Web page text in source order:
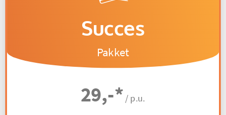
Succes
Pakket
29,-* / p.u.